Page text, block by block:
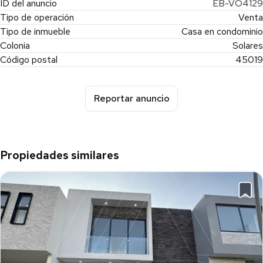
ID del anuncio
EB-VO4129
Tipo de operación
Venta
Tipo de inmueble
Casa en condominio
Colonia
Solares
Código postal
45019
Reportar anuncio
Propiedades similares